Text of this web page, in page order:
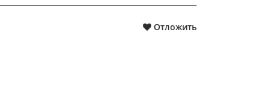
Отложить